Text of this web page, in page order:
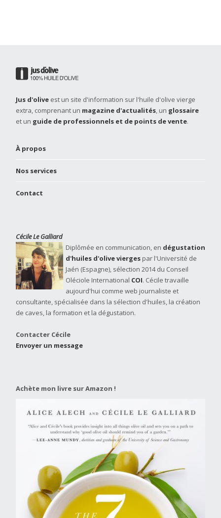
Jus d'olive est un site d'information sur l'huile d'olive vierge
extra, comprenant un magazine d'actualités, un glossaire
et un guide de professionnels et de points de vente.
À propos
Nos services
Contact
Cécile Le Galliard
Diplômée en communication, en dégustation
d'huiles d'olive vierges par l'Université de
Jaén (Espagne), sélection 2014 du Conseil
Oléciole International COI. Cécile travaille
aujourd'hui comme web journaliste et
consultante, spécialisée dans la sélection d'huiles, la création
de caves, la formation et la dégustation.
Contacter Cécile
Envoyer un message
Achète mon livre sur Amazon !